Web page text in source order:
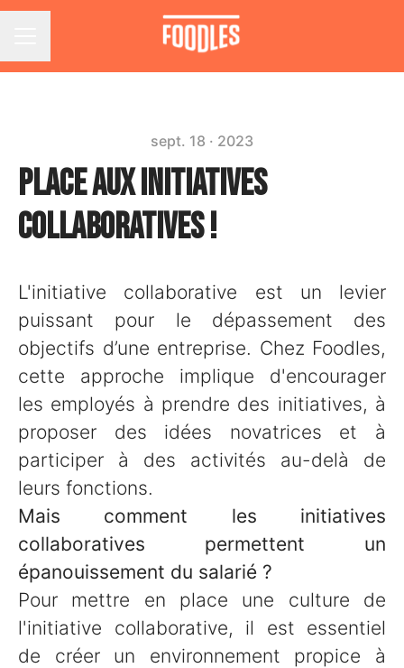
sept. 18 · 2023
Place aux initiatives
collaboratives !
L'initiative collaborative est un levier
puissant pour le dépassement des
objectifs d’une entreprise. Chez Foodles,
cette approche implique d'encourager
les employés à prendre des initiatives, à
proposer des idées novatrices et à
participer à des activités au-delà de
leurs fonctions.
Mais comment les initiatives
collaboratives permettent un
épanouissement du salarié ?
Pour mettre en place une culture de
l'initiative collaborative, il est essentiel
de créer un environnement propice à